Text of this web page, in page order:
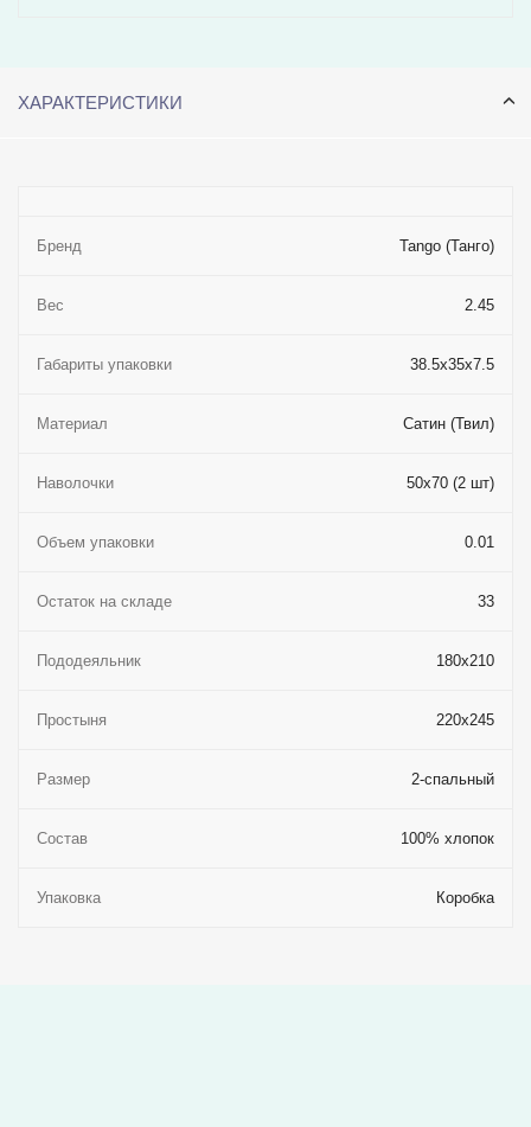
ХАРАКТЕРИСТИКИ
Бренд Tango (Танго)
Вес 2.45
Габариты упаковки 38.5x35x7.5
Материал Сатин (Твил)
Наволочки 50x70 (2 шт)
Объем упаковки 0.01
Остаток на складе 33
Пододеяльник 180x210
Простыня 220x245
Размер 2-спальный
Состав 100% хлопок
Упаковка Коробка